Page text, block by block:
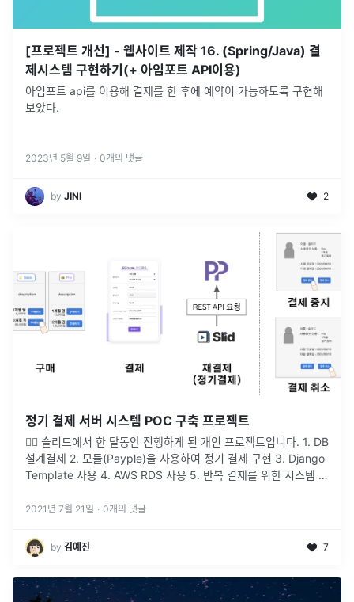
[프로젝트 개선] - 웹사이트 제작 16. (Spring/Java) 결
제시스템 구현하기(+ 아임포트 API이용)
아임포트 api를 이용해 결제를 한 후에 예약이 가능하도록 구현해
보았다.
2023년 5월 9일 · 0개의 댓글
by JINI 2
정기 결제 서버 시스템 POC 구축 프로젝트
👉🏻 슬리드에서 한 달동안 진행하게 된 개인 프로젝트입니다. 1. DB
설계결제 2. 모듈(Payple)을 사용하여 정기 결제 구현 3. Django
Template 사용 4. AWS RDS 사용 5. 반복 결제를 위한 시스템 아
2021년 7월 21일 · 0개의 댓글
by 김예진 7